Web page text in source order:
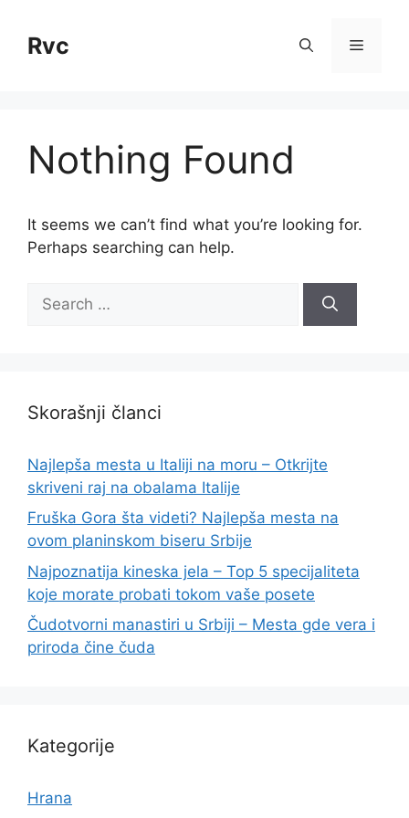
content
Rvc Menu
Nothing Found
It seems we can’t find what you’re looking for.
Perhaps searching can help.
for:
Skorašnji članci
Najlepša mesta u Italiji na moru – Otkrijte
skriveni raj na obalama Italije
Fruška Gora šta videti? Najlepša mesta na
ovom planinskom biseru Srbije
Najpoznatija kineska jela – Top 5 specijaliteta
koje morate probati tokom vaše posete
Čudotvorni manastiri u Srbiji – Mesta gde vera i
priroda čine čuda
Kategorije
Hrana